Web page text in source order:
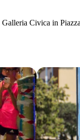
Civica in